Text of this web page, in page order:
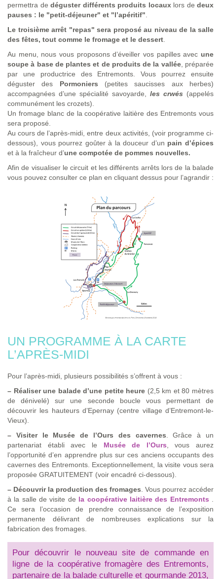
permettra de déguster différents produits locauxlors de deux
pauses : le "petit-déjeuner" et "l’apéritif"
Le troisième arrêt "repas" sera proposé au niveau de la salle
des fêtes, tout comme le fromage et le dessert
Au menu, nous vous proposons d’éveiller vos papilles avec une
soupe à base de plantes et de produits de la vallée, préparée
par une productrice des Entremonts. Vous pourrez ensuite
déguster des Pormoniers (petites saucisses aux herbes)
accompagnées d’une spécialité savoyarde, les crwés (appelés
communément les crozets).
Un fromage blanc de la coopérative laitière des Entremonts vous
sera proposé.
Au cours de l’après-midi, entre deux activités, (voir programme ci-
dessous), vous pourrez goûter à la douceur d’un pain d’épices
et à la fraîcheur d’une compotée de pommes nouvelles.
Afin de visualiser le circuit et les différents arrêts lors de la balade
vous pouvez consulter ce plan en cliquant dessus pour l’agrandir :
UN PROGRAMME À LA CARTE
L’APRÈS-MIDI
Pour l’après-midi, plusieurs possibilités s’offrent à vous :
– Réaliser une balade d’une petite heure (2,5 km et 80 mètres
de dénivelé) sur une seconde boucle vous permettant de
découvrir les hauteurs d’Epernay (centre village d’Entremont-le-
Vieux).
–
Visiter le Musée de l’Ours des cavernes. Grâce à un
partenariat établi avec le Musée de l’Ours, vous aurez
l’opportunité d’en apprendre plus sur ces anciens occupants des
cavernes des Entremonts. Exceptionnellement, la visite vous sera
proposée GRATUITEMENT (voir encadré ci-dessous).
– Découvrir la production des fromages. Vous pourrez accéder
à la salle de visite de la coopérative laitière des Entremonts .
Ce sera l’occasion de prendre connaissance de l’exposition
permanente délivrant de nombreuses explications sur la
fabrication des fromages.
Pour découvrir le nouveau site de commande en
ligne de la coopérative fromagère des Entremonts,
partenaire de la balade culturelle et gourmande 2013,